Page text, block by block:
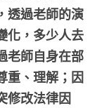
透過老師的演
化，多少人去
老師自身在部
重、理解；因
修改法律因